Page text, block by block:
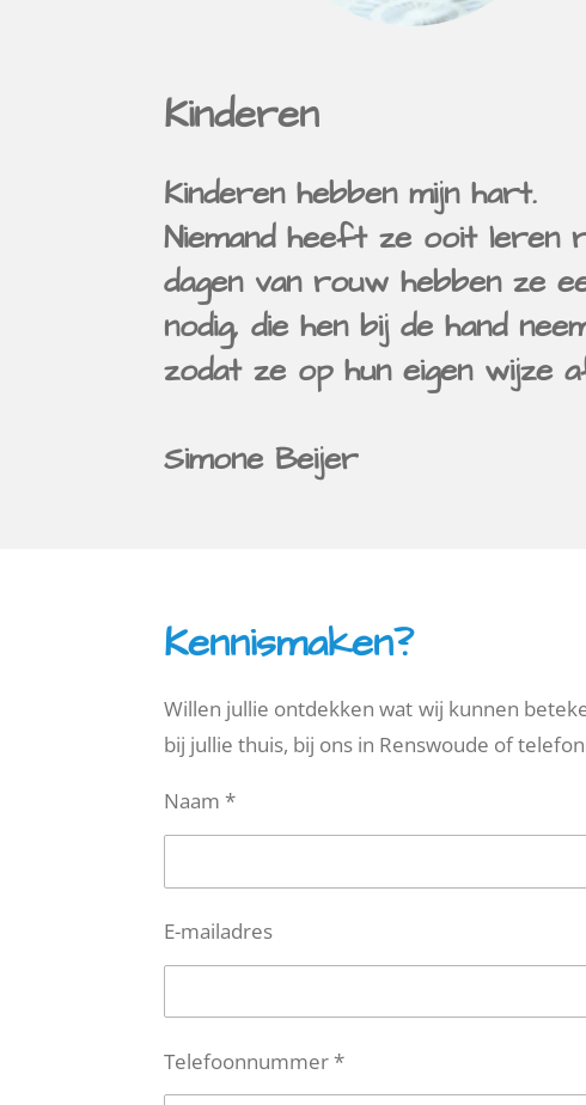
Kinderen
Kinderen hebben mijn hart.
Niemand heeft ze ooit leren
dagen van rouw hebben ze
nodig, die hen bij de hand
zodat ze op hun eigen wijze
Simone Beijer
Kennismaken?
Willen jullie ontdekken wat wij kunnen
bij jullie thuis, bij ons in Renswoude of
Naam *
E-mailadres
Telefoonnummer *